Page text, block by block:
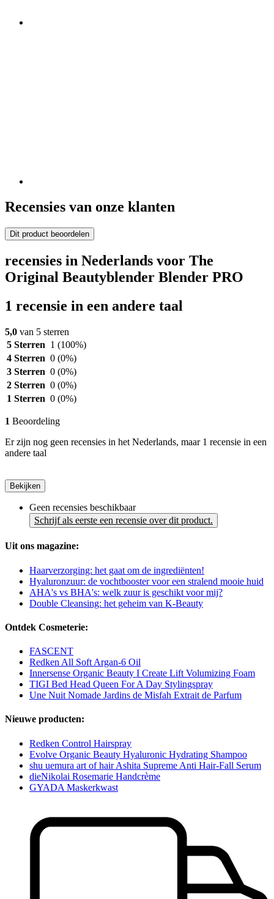
Recensies van onze klanten
Dit product beoordelen
recensies in Nederlands voor The
Original Beautyblender Blender PRO
1 recensie in een andere taal
5,0 van 5 sterren
5 Sterren 1 (100%)
4 Sterren 0 (0%)
3 Sterren 0 (0%)
2 Sterren 0 (0%)
1 Sterren 0 (0%)
1 Beoordeling
Er zijn nog geen recensies in het Nederlands, maar 1 recensie in een
andere taal
Bekijken
Geen recensies beschikbaar
Schrijf als eerste een recensie over dit product.
Uit ons magazine:
Haarverzorging: het gaat om de ingrediënten!
Hyaluronzuur: de vochtbooster voor een stralend mooie huid
AHA's vs BHA's: welk zuur is geschikt voor mij?
Double Cleansing: het geheim van K-Beauty
Ontdek Cosmeterie:
FASCENT
Redken All Soft Argan-6 Oil
Innersense Organic Beauty I Create Lift Volumizing Foam
TIGI Bed Head Queen For A Day Stylingspray
Une Nuit Nomade Jardins de Misfah Extrait de Parfum
Nieuwe producten:
Redken Control Hairspray
Evolve Organic Beauty Hyaluronic Hydrating Shampoo
shu uemura art of hair Ashita Supreme Anti Hair-Fall Serum
dieNikolai Rosemarie Handcrème
GYADA Maskerkwast